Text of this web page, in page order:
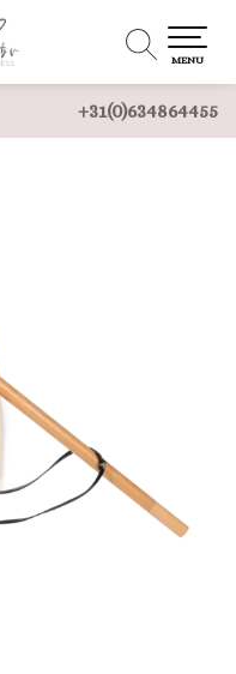
+31(0)634864455
MENU